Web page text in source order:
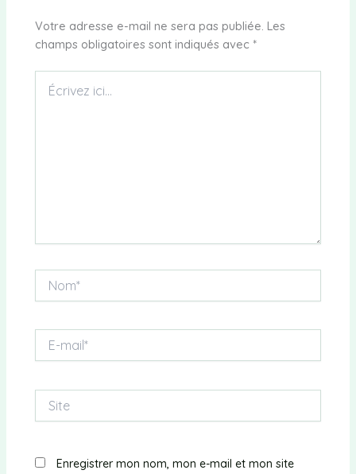
Votre adresse e-mail ne sera pas publiée. Les
champs obligatoires sont indiqués avec *
ici…
mail*
Enregistrer mon nom, mon e-mail et mon site